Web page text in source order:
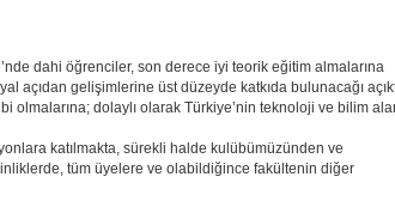
dahi öğrenciler, son derece iyi teorik eğitim almalarına
açıdan gelişimlerine üst düzeyde katkıda bulunacağı
olmalarına; dolaylı olarak Türkiye’nin teknoloji ve bilim
katılmakta, sürekli halde kulübümüzünden ve
tüm üyelere ve olabildiğince fakültenin diğer